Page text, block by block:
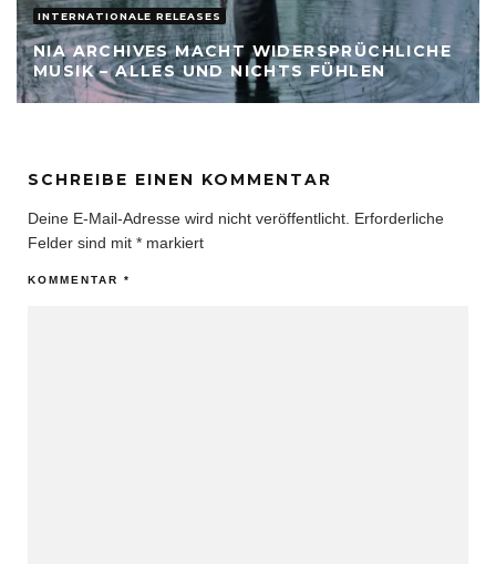
INTERNATIONALE RELEASES
NIA ARCHIVES MACHT WIDERSPRÜCHLICHE
MUSIK – ALLES UND NICHTS FÜHLEN
SCHREIBE EINEN KOMMENTAR
Deine E-Mail-Adresse wird nicht veröffentlicht. Erforderliche
Felder sind mit * markiert
KOMMENTAR *